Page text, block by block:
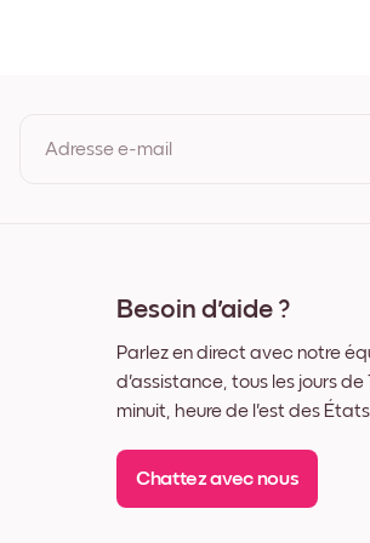
Adresse e-mail
Besoin d'aide ?
Parlez en direct avec notre
d'assistance, tous les jours de
minuit, heure de l'est des
Chattez avec nous